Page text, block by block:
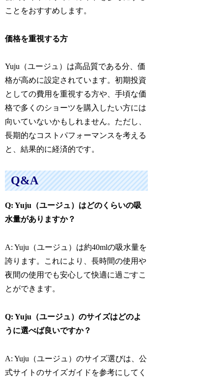
ことをおすすめします。
価格を重視する方
Yuju（ユージュ）は高品質である分、価
格が高めに設定されています。初期投資
としての費用を重視する方や、手頃な価
格で多くのショーツを購入したい方には
向いていないかもしれません。ただし、
長期的なコストパフォーマンスを考える
と、結果的に経済的です。
Q&A
Q: Yuju（ユージュ）はどのくらいの吸
水量がありますか？
A: Yuju（ユージュ）は約40mlの吸水量を
誇ります。これにより、長時間の使用や
夜間の使用でも安心して快適に過ごすこ
とができます。
Q: Yuju（ユージュ）のサイズはどのよ
うに選べば良いですか？
A: Yuju（ユージュ）のサイズ選びは、公
式サイトのサイズガイドを参考にしてく